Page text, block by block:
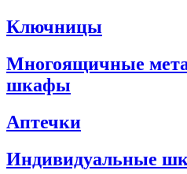
Ключницы
Многоящичные
шкафы
Аптечки
Индивидуальные